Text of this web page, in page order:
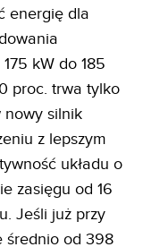
energię dla
kW do 185
proc. trwa tylko
nowy silnik
z lepszym
układu o
zasięgu od 16
Jeśli już przy
średnio od 398